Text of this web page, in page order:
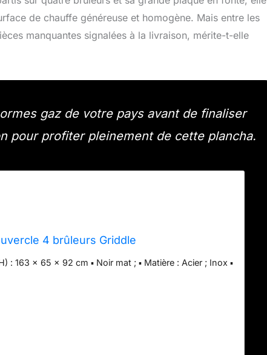
de chauffe généreuse et homogène. Mais entre les
manquantes signalées à la livraison, mérite-t-elle
gaz de votre pays avant de finaliser
pour profiter pleinement de cette plancha.
4 brûleurs Griddle
: 163 x 65 x 92 cm ▪ Noir mat ; ▪ Matière : Acier ; Inox ▪